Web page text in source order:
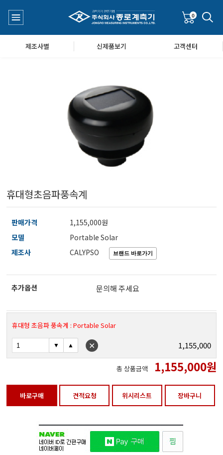
기공기질/미세먼지/가스/소음/진동측정기
도/농도/염도/당산도/굴절계/편광계/커피농도계
자저울/점도계/핀홀탐지기
미경/확대경
도계/물리/물성측정기
0
제조사별 신제품보기 고객센터
휴대형초음파풍속계
판매가격
1,155,000원
모델
Portable Solar
제조사
CALYPSO
추가옵션 문의해 주세요
휴대형 초음파 풍속계 : Portable Solar
1,155,000
총 상품금액 1,155,000원
바로구매 견적요청 위시리스트 장바구니